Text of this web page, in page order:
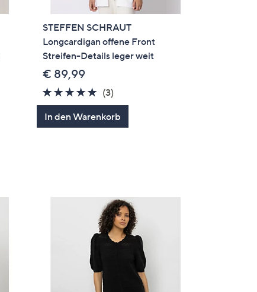
STEFFEN SCHRAUT
Longcardigan offene Front
Streifen-Details leger weit
€ 89,99
5.0
von
5
(3)
Bewertungen
In den Warenkorb